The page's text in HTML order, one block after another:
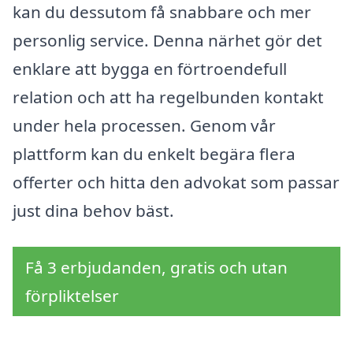
kan du dessutom få snabbare och mer
personlig service. Denna närhet gör det
enklare att bygga en förtroendefull
relation och att ha regelbunden kontakt
under hela processen. Genom vår
plattform kan du enkelt begära flera
offerter och hitta den advokat som passar
just dina behov bäst.
Få 3 erbjudanden, gratis och utan
förpliktelser